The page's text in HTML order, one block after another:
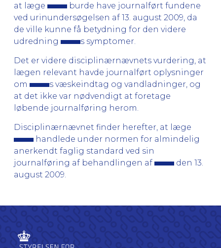
at læge
burde have journalført fundene
ved urinundersøgelsen af 13. august 2009, da
de ville kunne få betydning for den videre
udredning
s symptomer.
Det er videre disciplinærnævnets vurdering, at
lægen relevant havde journalført oplysninger
om
s væskeindtag og vandladninger, og
at det ikke var nødvendigt at foretage
løbende journalføring herom.
Disciplinærnævnet finder herefter, at læge
handlede under normen for almindelig
anerkendt faglig standard ved sin
journalføring af behandlingen af
den 13.
august 2009.